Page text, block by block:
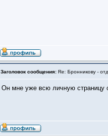
Заголовок сообщения: Re: Бронникову -
Он мне уже всю личную страницу